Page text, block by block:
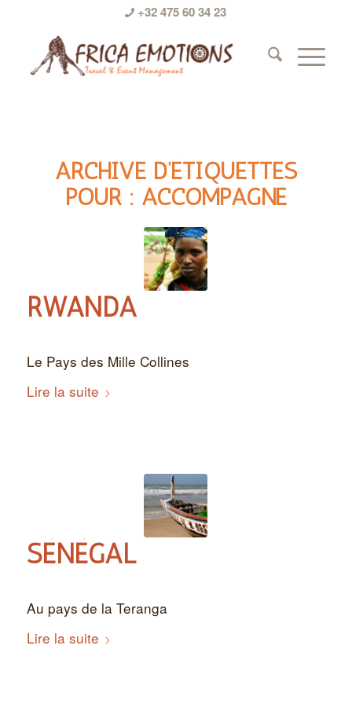
+32 475 60 34 23
ARCHIVE D’ÉTIQUETTES
POUR : ACCOMPAGNÉ
RWANDA
Le Pays des Mille Collines
Lire la suite
SÉNÉGAL
Au pays de la Teranga
Lire la suite